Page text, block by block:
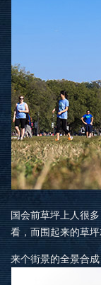
国会前草坪上人很
看，而围起来的草
来个街景的全景合成